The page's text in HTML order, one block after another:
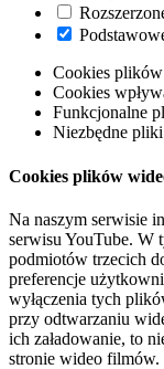
Cookies
Cookies
Funkcjonalne
Niezbędne
Cookies plików
Na naszym serwisie
serwisu YouTube. W
podmiotów trzecich
preferencje
wyłączenia tych
przy odtwarzaniu
ich załadowanie, to
stronie wideo filmów.